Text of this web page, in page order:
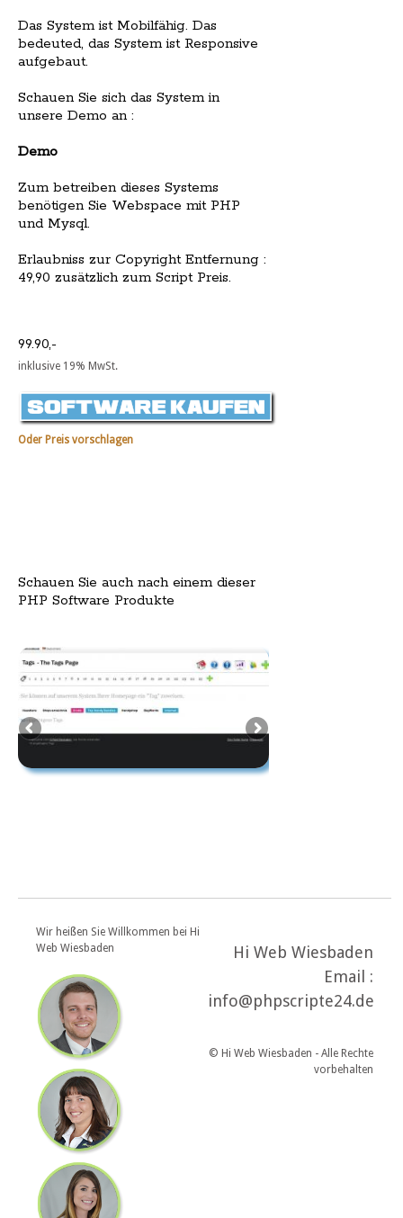
Das System ist Mobilfähig. Das
bedeuted, das System ist Responsive
aufgebaut.
Schauen Sie sich das System in
unsere Demo an :
Demo
Zum betreiben dieses Systems
benötigen Sie Webspace mit PHP
und Mysql.
Erlaubniss zur Copyright Entfernung :
49,90 zusätzlich zum Script Preis.
99.90,-
inklusive 19% MwSt.
Oder Preis vorschlagen
Schauen Sie auch nach einem dieser
PHP Software Produkte
Wir heißen Sie Willkommen bei Hi
Web Wiesbaden
Hi Web Wiesbaden
Email :
info@phpscripte24.de
© Hi Web Wiesbaden - Alle Rechte
vorbehalten